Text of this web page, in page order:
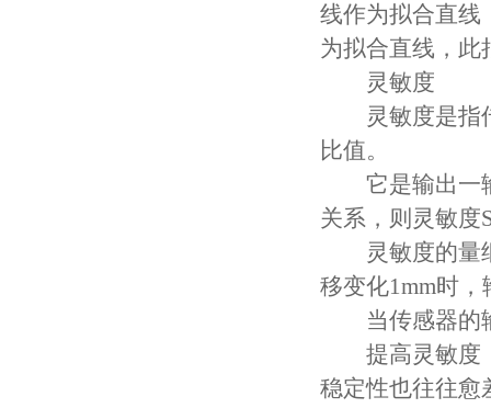
线作为拟合直线
为拟合直线，此
灵敏度
灵敏度是指传
比值。
它是输出一输
关系，则灵敏度
灵敏度的量纲
移变化1mm时
当传感器的输
提高灵敏度，
稳定性也往往愈